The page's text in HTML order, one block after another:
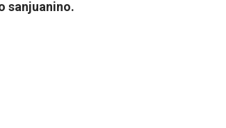
sanjuanino.